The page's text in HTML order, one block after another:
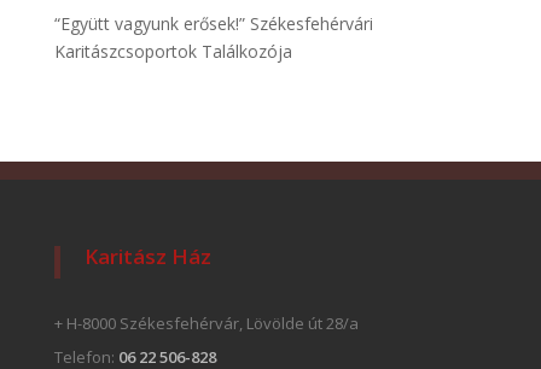
“Együtt vagyunk erősek!” Székesfehérvári
Karitászcsoportok Találkozója
Karitász Ház
+ H-8000 Székesfehérvár, Lövölde út 28/a
Telefon: 06 22 506-828